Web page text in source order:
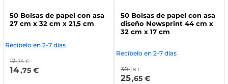
50 Bolsas de papel con asa
27 cm x 32 cm x 21,5 cm
Recíbelo en 2-7 días
17 ,35 €
14,75 €
50 Bolsas de papel con asa
diseño Newsprint 44 cm x
32 cm x 17 cm
Recíbelo en 2-7 días
30 ,18 €
25,65 €